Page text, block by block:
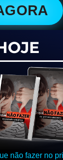
não fazer no